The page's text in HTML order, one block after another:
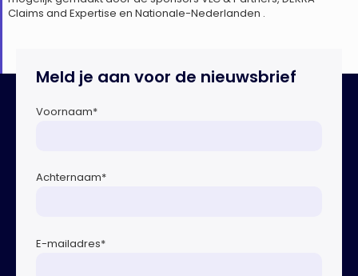
Claims and Expertise en Nationale-Nederlanden .
Meld je aan voor de nieuwsbrief
Voornaam*
Achternaam*
E-mailadres*